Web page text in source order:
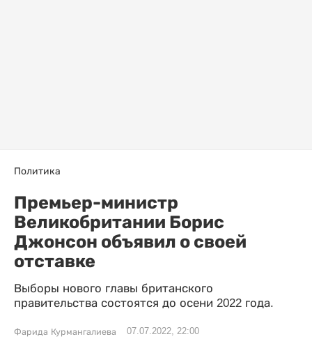
Политика
Премьер-министр
Великобритании Борис
Джонсон объявил о своей
отставке
Выборы нового главы британского
правительства состоятся до осени 2022 года.
Фарида Курмангалиева 07.07.2022, 22:00